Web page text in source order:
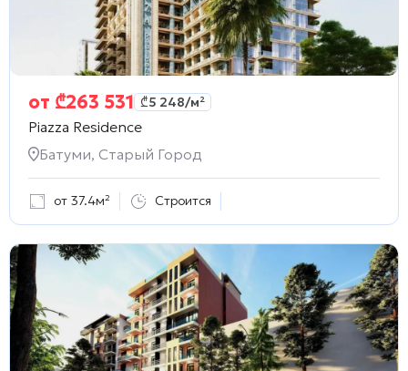
от ₾263 531 ₾5 248/м²
Piazza Residence
Батуми, Старый Город
от 37.4м² Строится